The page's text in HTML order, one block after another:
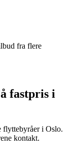
fra flere
fastpris i
flyttebyråer i Oslo.
kontakt.